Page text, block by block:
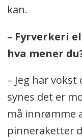
kan.
– Fyrverkeri
hva mener
– Jeg har
synes det er
må innrømme
pinneraketter